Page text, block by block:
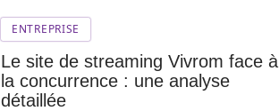
ENTREPRISE
Le site de streaming Vivrom face à
la concurrence : une analyse
détaillée